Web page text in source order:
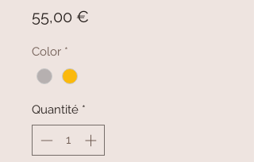
55,00 €
Color *
Quantité *